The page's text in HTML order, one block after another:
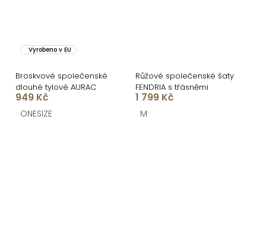
Vyrobeno v EU
Broskvové společenské
dlouhé tylové AURAC
949 Kč
ONESIZE
Růžové společenské šaty
FENDRIA s třásněmi
1 799 Kč
M